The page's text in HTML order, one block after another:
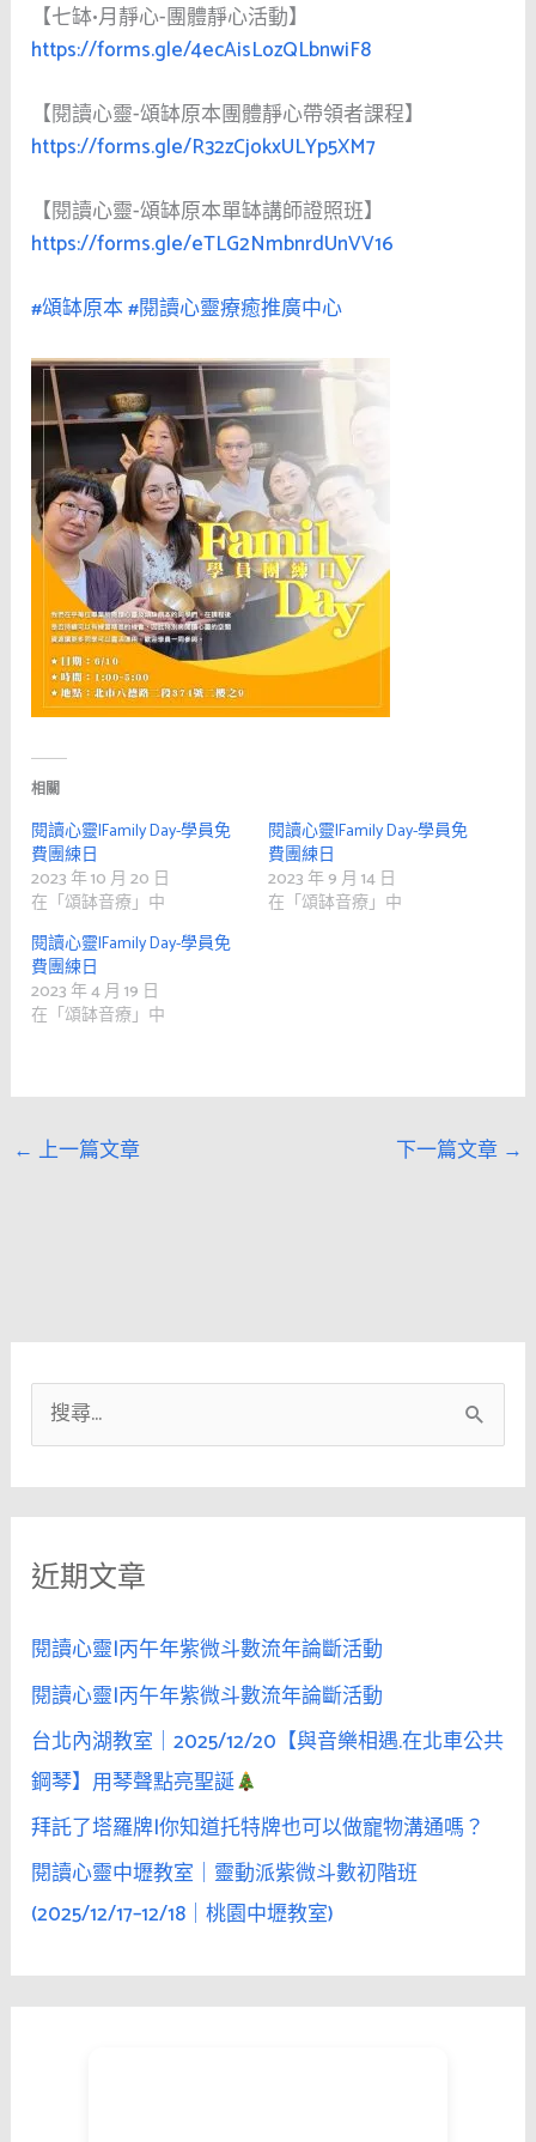
【七缽•月靜心-團體靜心活動】
https://forms.gle/4ecAisLozQLbnwiF8
【閱讀心靈-頌缽原本團體靜心帶領者課程】
https://forms.gle/R32zCjokxULYp5XM7
【閱讀心靈-頌缽原本單缽講師證照班】
https://forms.gle/eTLG2NmbnrdUnVV16
#頌缽原本#閱讀心靈療癒推廣中心
相關
閱讀心靈|Family Day-學員免
費團練日
2023 年 10 月 20 日
在「頌缽音療」中
閱讀心靈|Family Day-學員免
費團練日
2023 年 9 月 14 日
在「頌缽音療」中
閱讀心靈|Family Day-學員免
費團練日
2023 年 4 月 19 日
在「頌缽音療」中
← 上一篇文章 下一篇文章 →
尋
關
字
近期文章
閱讀心靈|丙午年紫微斗數流年論斷活動
閱讀心靈|丙午年紫微斗數流年論斷活動
台北內湖教室｜2025/12/20【與音樂相遇.在北車公共
鋼琴】用琴聲點亮聖誕
拜託了塔羅牌|你知道托特牌也可以做寵物溝通嗎？
閱讀心靈中壢教室｜靈動派紫微斗數初階班
(2025/12/17–12/18｜桃園中壢教室)